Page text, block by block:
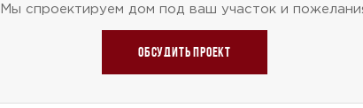
Мы спроектируем дом под ваш участок и
Обсудить проект